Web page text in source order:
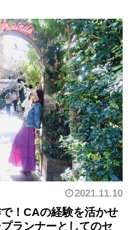
2021.11.10
！CAの経験を活かせ
ランナーとしてのセ